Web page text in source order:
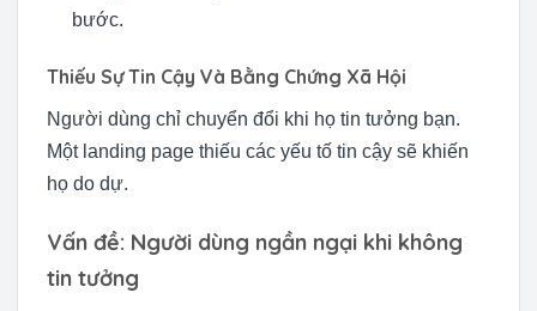
bước.
Thiếu Sự Tin Cậy Và Bằng Chứng Xã Hội
Người dùng chỉ chuyển đổi khi họ tin tưởng bạn.
Một landing page thiếu các yếu tố tin cậy sẽ khiến
họ do dự.
Vấn đề: Người dùng ngần ngại khi không
tin tưởng